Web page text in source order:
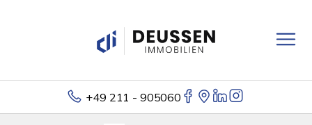
+49 211 - 905060